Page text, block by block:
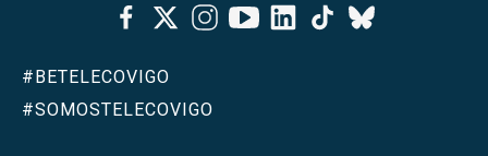
FacebookTwitterInstagramYoutubeLinkedinTiktok
Bluesky
#BETELECOVIGO
#SOMOSTELECOVIGO